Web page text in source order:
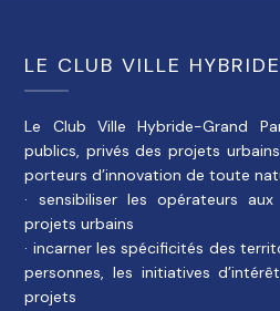
LE CLUB VILLE
Le Club Ville Hybride-Grand
publics, privés des projets
porteurs d’innovation de toute
· sensibiliser les opérateurs
projets urbains
· incarner les spécificités des
personnes, les initiatives
projets